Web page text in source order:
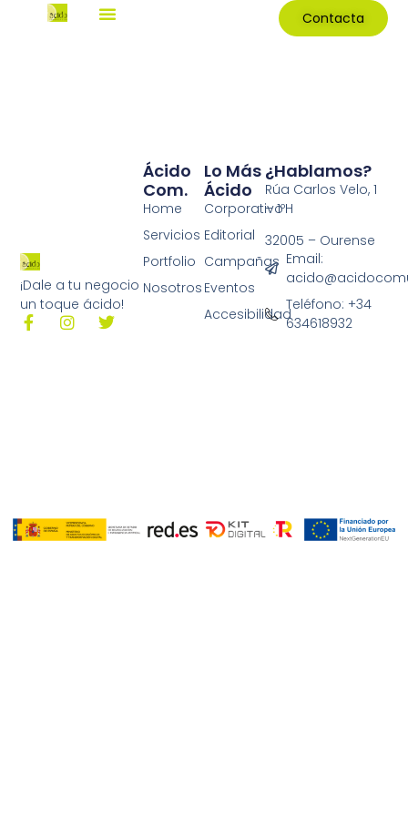
Contacta
¡Dale a tu negocio
un toque ácido!
Lo Más
Ácido
Corporativo
Editorial
Campañas
Eventos
Accesibilidad
Ácido
Com.
Home
Servicios
Portfolio
Nosotros
¿Hablamos?
Rúa Carlos Velo, 1
– 1ºH
32005 – Ourense
Email:
Teléfono: +34
634618932